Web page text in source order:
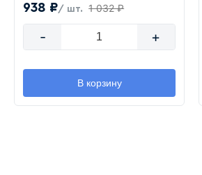
938 ₽/ шт. 1 032 ₽
- +
В корзину